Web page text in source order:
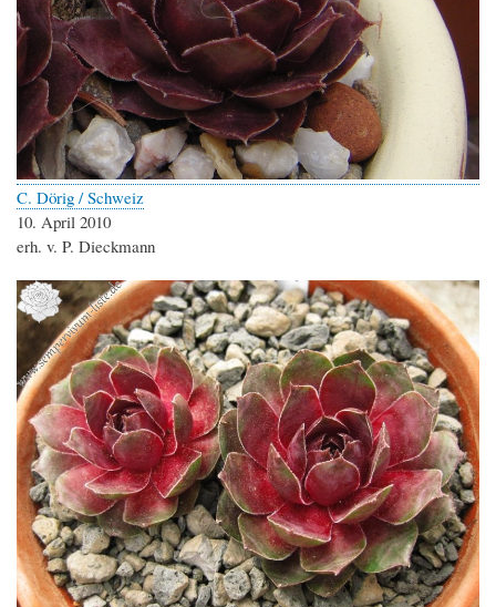
C. Dörig / Schweiz
10. April 2010
erh. v. P. Dieckmann